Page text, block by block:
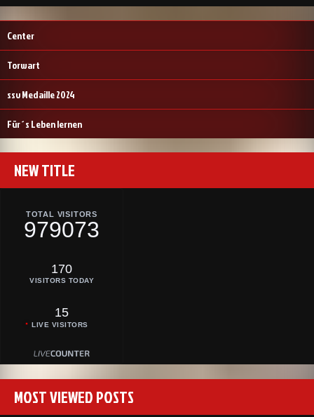
Center
Torwart
ssv Medaille 2024
Für´s Leben lernen
NEW TITLE
TOTAL VISITORS
979073
170
VISITORS TODAY
15
LIVE VISITORS
MOST VIEWED POSTS